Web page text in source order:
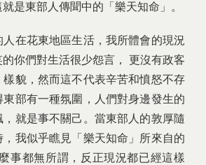
是東部人傳聞中的「樂天知命」。
在花東地區生活，我所體會的現況
你們對生活很少怨言， 更沒有政客
樣貌，然而這不代表辛苦和憤怒不存
部有一種氛圍，人們對身邊發生的
就是事不關己。當東部人的敦厚隨
我似乎瞧見「樂天知命」所來自的
事都無所謂，反正現況都已經這樣